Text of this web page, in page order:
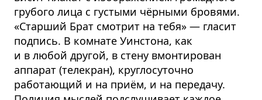
грубого лица с густыми чёрными бровями.
«Старший Брат смотрит на тебя» — гласит
подпись. В комнате Уинстона, как
и в любой другой, в стену вмонтирован
аппарат (телекран), круглосуточно
работающий и на приём, и на передачу.